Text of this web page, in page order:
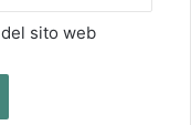
del sito web